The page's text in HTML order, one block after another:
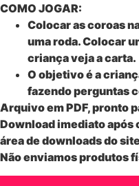
COMO JOGAR:
Colocar as coroas
uma roda. Colocar
criança veja a carta.
O objetivo é a
fazendo perguntas
Arquivo em PDF, pronto
Download imediato após
área de downloads do
Não enviamos produtos